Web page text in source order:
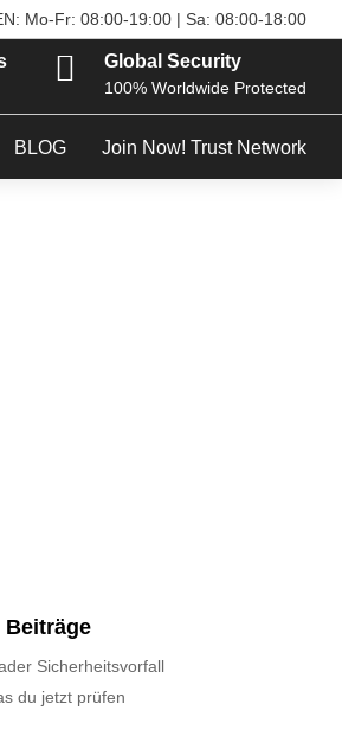
Mo-Fr: 08:00-19:00 | Sa: 08:00-18:00
 Global Security
100% Worldwide Protected
BLOG Join Now! Trust Network
Beiträge
Sicherheitsvorfall
du jetzt prüfen